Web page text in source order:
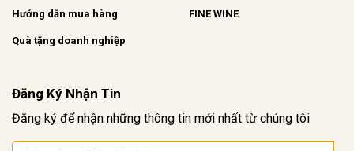
Hướng dẫn mua hàng
Quà tặng doanh nghiệp
FINE WINE
Đăng Ký Nhận Tin
Đăng ký để nhận những thông tin mới nhất từ chúng tôi